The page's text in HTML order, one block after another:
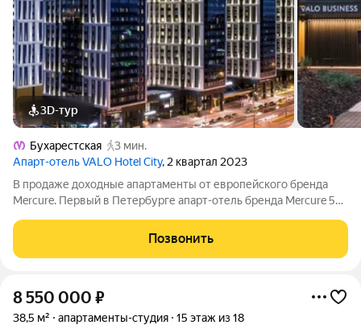
3D-тур
Бухарестская
3 мин.
Апарт-отель VALO Hotel City, 2 квартал 2023
В продаже доходные апартаменты от европейского бренда
Mercure. Первый в Петербурге апарт-отель бренда Mercure 5
Бухарестская. Уникальная локация позволяет комфортно
добраться до аэропорта и вокзалов и
Позвонить
8 550 000 ₽
38,5 м² апартаменты-студия 15 этаж из 18